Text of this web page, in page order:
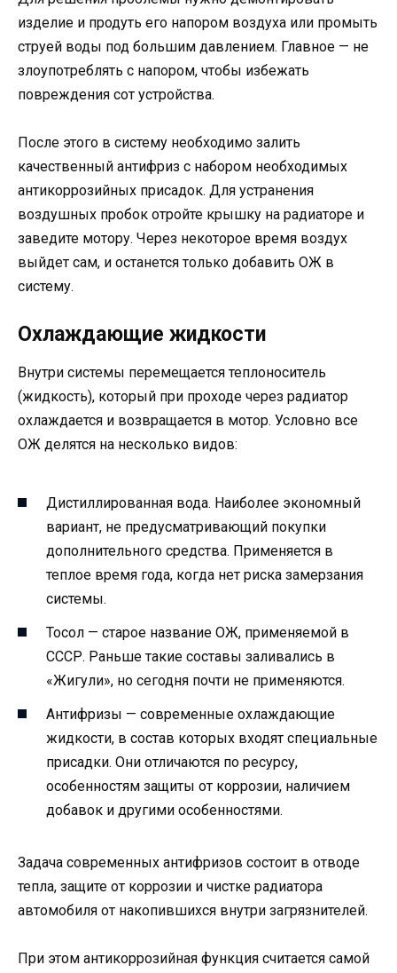
изделие и продуть его напором воздуха или промыть
струей воды под большим давлением. Главное — не
злоупотреблять с напором, чтобы избежать
повреждения сот устройства.
После этого в систему необходимо залить
качественный антифриз с набором необходимых
антикоррозийных присадок. Для устранения
воздушных пробок отройте крышку на радиаторе и
заведите мотору. Через некоторое время воздух
выйдет сам, и останется только добавить ОЖ в
систему.
Охлаждающие жидкости
Внутри системы перемещается теплоноситель
(жидкость), который при проходе через радиатор
охлаждается и возвращается в мотор. Условно все
ОЖ делятся на несколько видов:
Дистиллированная вода. Наиболее экономный
вариант, не предусматривающий покупки
дополнительного средства. Применяется в
теплое время года, когда нет риска замерзания
системы.
Тосол — старое название ОЖ, применяемой в
СССР. Раньше такие составы заливались в
«Жигули», но сегодня почти не применяются.
Антифризы — современные охлаждающие
жидкости, в состав которых входят специальные
присадки. Они отличаются по ресурсу,
особенностям защиты от коррозии, наличием
добавок и другими особенностями.
Задача современных антифризов состоит в отводе
тепла, защите от коррозии и чистке радиатора
автомобиля от накопившихся внутри загрязнителей.
При этом антикоррозийная функция считается самой